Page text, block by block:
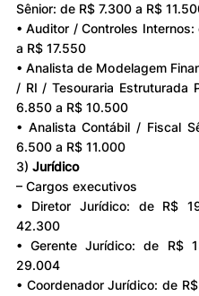
Sênior: de R$ 7.300 a R$
• Auditor / Controles Internos:
a R$ 17.550
• Analista de Modelagem
/ RI / Tesouraria Estruturada
6.850 a R$ 10.500
• Analista Contábil / Fiscal
6.500 a R$ 11.000
3) Jurídico
– Cargos executivos
• Diretor Jurídico: de R$
42.300
• Gerente Jurídico: de R$
29.004
• Coordenador Jurídico: de